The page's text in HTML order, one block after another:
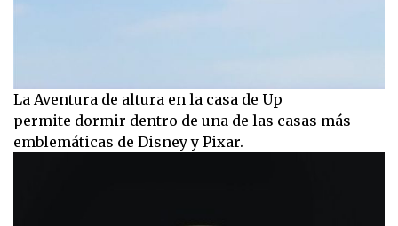
La Aventura de altura en la casa de Up
permite dormir dentro de una de las casas más
emblemáticas de Disney y Pixar.